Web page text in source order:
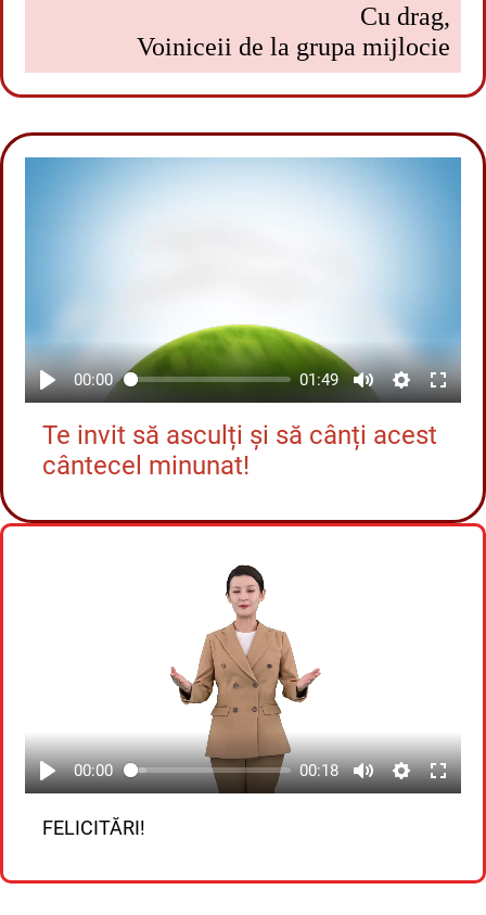
Cu drag,
Voiniceii de la grupa mijlocie
00:00 01:49
Te invit să asculți și să cânți acest
cântecel minunat!
00:00 00:18
FELICITĂRI!